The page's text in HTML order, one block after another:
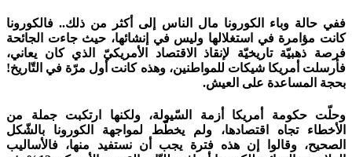
ففي حالة وباء الكورونا مال الناس إلى أكثر من ذلك.. فالكورونا
كانت مؤامرة في استغلالها وليس في إنشائها، حيث جاءت الجائحة
فرصة ذهبيّة تاريخيّة لإنقاذ الاقتصاد الأمريكيّ الذي كان يعاني،
فأرسلت أمريكا شيكات للمواطنين، وهذه كانت أول مرّة في التّاريخ!
بحجة المساعدة على العيش.
وحلّت حكومة أمريكا أزمة السّيولة، ولكنها ارتكبت جملة من
الأخطاء تجاه اقتصادها، ولم يخطّط لمواجهة الكورونا بالشّكل
الصحيح، وقالوا إن هذه فترة يجب أن نستفيد منها، فالأساليب